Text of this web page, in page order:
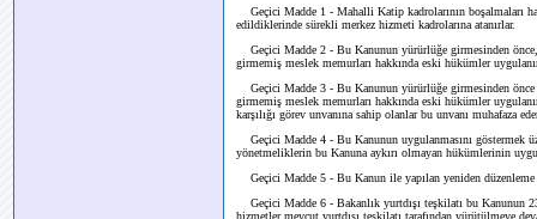
Geçici Madde 1 - Mahalli Katip kadrolarının boşalmaları
edildiklerinde sürekli merkez hizmeti kadrolarına atanırlar.
Geçici Madde 2 - Bu Kanunun yürürlüğe girmesinden
girmemiş meslek memurları hakkında eski hükümler
Geçici Madde 3 - Bu Kanunun yürürlüğe girmesinden
girmemiş meslek memurları hakkında eski hükümler
karşılığı görev unvanına sahip olanlar bu unvanı muhafaza
Geçici Madde 4 - Bu Kanunun uygulanmasını göstermek
yönetmeliklerin bu Kanuna aykırı olmayan hükümlerinin
Geçici Madde 5 - Bu Kanun ile yapılan yeniden
Geçici Madde 6 - Bakanlık yurtdışı teşkilatı bu Kanunun
hizmetler mevcut yurtdışı teşkilatı tarafından yürütülmeye